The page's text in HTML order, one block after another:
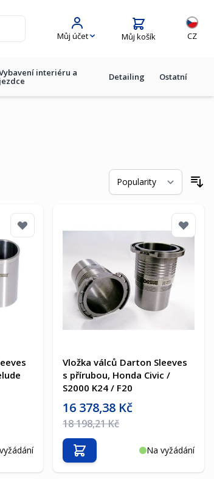
Můj účet Můj košík
Jazyk
CZ
interiéru a
jezdce Detailing Ostatní
Vložka válců Darton Sleeves
s přírubou, Honda Civic /
S2000 K24 / F20
Akční cena
16 378,38 Kč
Běžná cena
18 198,21 Kč
Na vyžádání
Přidat do košíku